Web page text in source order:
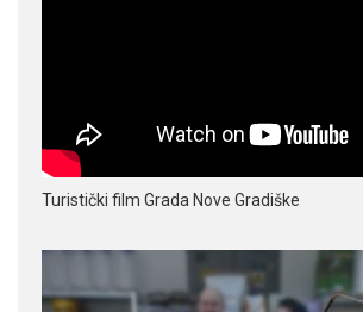
Turistički film Grada Nove Gradiške